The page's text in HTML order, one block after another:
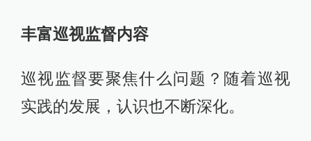
丰富巡视监督内容
巡视监督要聚焦什么问题？随着巡视
实践的发展，认识也不断深化。